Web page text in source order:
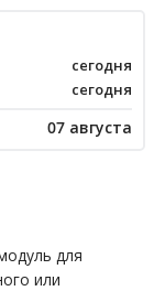
сегодня
сегодня
07 августа
для
или